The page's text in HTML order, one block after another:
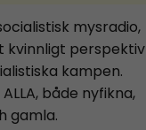
mysradio,
perspektiv
kampen.
både nyfikna,
gamla.